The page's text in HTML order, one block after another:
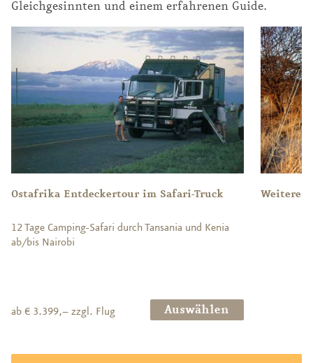
Gleichgesinnten und einem erfahrenen Guide.
Ostafrika Entdeckertour im Safari-Truck
12 Tage Camping-Safari durch Tansania und Kenia
ab/bis Nairobi
ab € 3.399,– zzgl. Flug Auswählen
Weitere